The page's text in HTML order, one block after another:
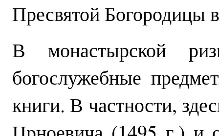
Пресвятой Богородицы
В монастырской
богослужебные
книги. В частности,